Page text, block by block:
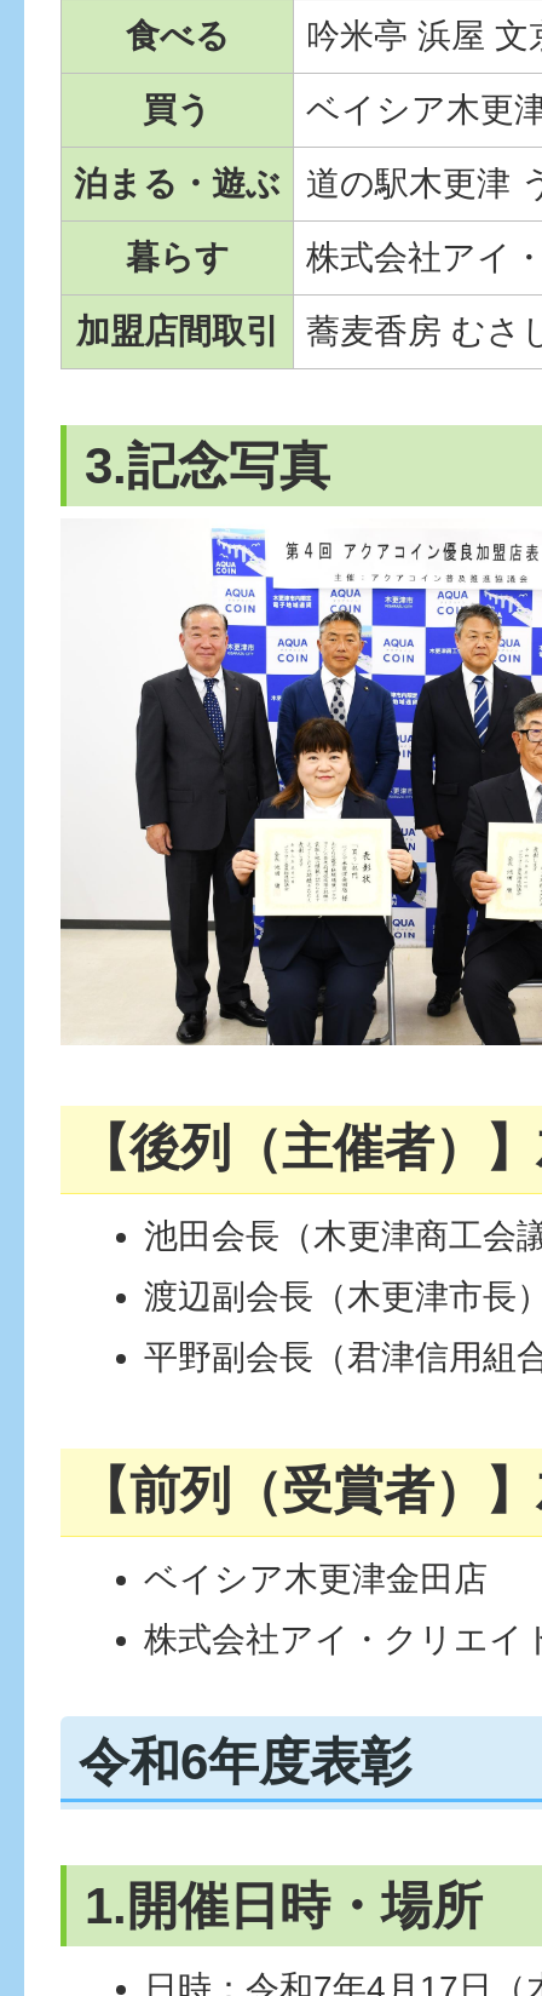
食べる
吟米亭 浜屋 文
買う
ベイシア木更
泊まる・遊ぶ
道の駅木更津
暮らす
株式会社アイ
加盟店間取引
蕎麦香房 むさ
3.記念写真
【後列（主催者）
池田会長（木更津商工会
渡辺副会長（木更津市長
平野副会長（君津信用組
【前列（受賞者）
ベイシア木更津金田店
株式会社アイ・クリエイ
令和6年度表彰
1.開催日時・場所
日時：令和7年4月17日